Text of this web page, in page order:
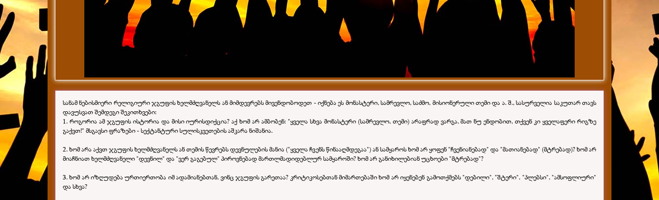
სანამ ნებისმიერი რელიგიური ჯგუფის ხელმძღვანელს ან მიმდევრებს მივენდობოდეთ - იქნება ეს მონასტერი, სამრევლო, საძმო, მისიონერული თემი და ა. შ., სასურველია საკუთარ თავს
დავუსვათ შემდეგი შეკითხვები:
1. როგორია ამ ჯგუფის ისტორია და მისი იურისდიქცია? აქ ხომ არ ამბობენ: "ყველა სხვა მონასტერი (სამრევლო, თემი) არაფრად ვარგა, მათ ნუ ენდობით, თქვენ კი ყველაფერი რიგზე
გაქვთ!" მსგავსი ფრაზები - სექტანტური სულისკვეთების აშკარა ნიშანია.
2. ხომ არა აქვთ ჯგუფის ხელმძღვანელს ან თემის წევრებს დევნულების მანია ("ყველა ჩვენს წინააღმდეგაა") ან სამყაროს ხომ არ ყოფენ "ჩვენიანებად" და "მათიანებად" (მტრებად)? ხომ არ
მიაჩნიათ ხელმძღვანელი "დევნილ" და "ვერ გაგებულ" პიროვნებად მართლმადიდებლურ სამყაროში? ხომ არ განიხილებიან უცხოები "მტრებად"?
3. ხომ არ იზღუდება ურთიერთობა იმ ადამიანებთან, ვინც ჯგუფის გარეთაა? კრიტიკოსებთან მიმართებაში ხომ არ იყენებენ გამოთქმებს "დებილი", "შტერი", "პლებსი", "ამსოფლიური"
და სხვა?